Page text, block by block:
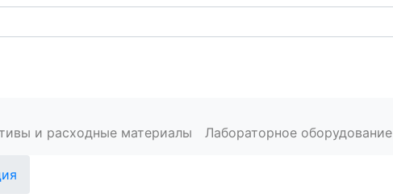
и расходные материалы Лабораторное оборудование